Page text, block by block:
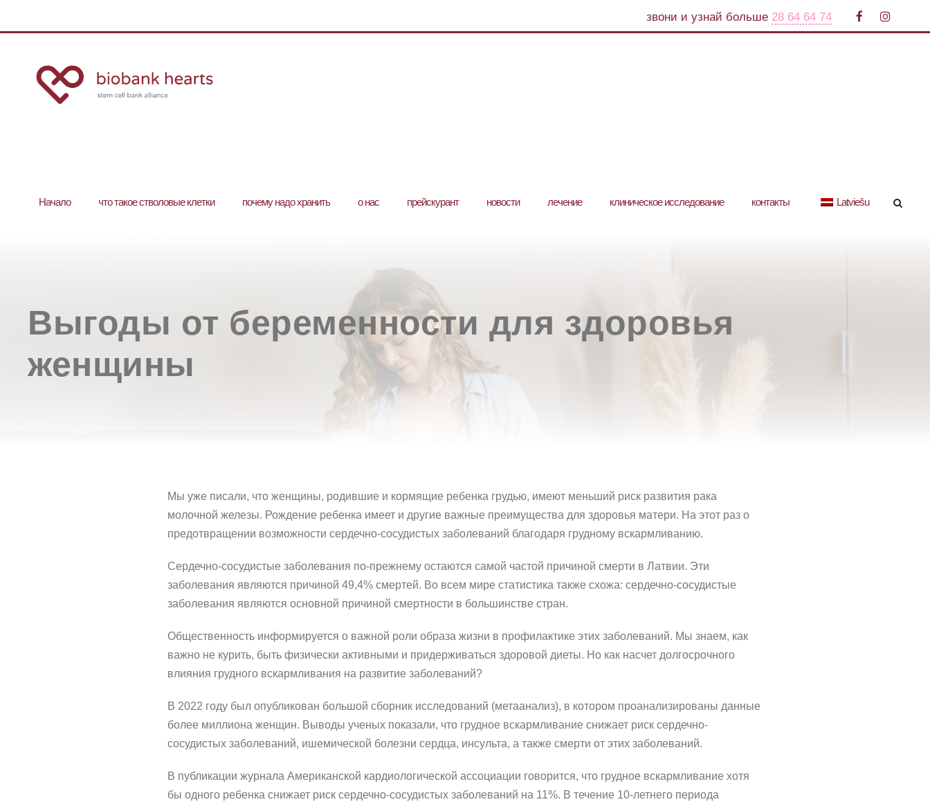
звони и узнай больше 28 64 64 74
Hачало что такое стволовые клетки почему надо хранить о нас прейскурант новости лечение клиническое исследование контакты Latviešu
Выгоды от беременности для здоровья
женщины
Мы уже писали, что женщины, родившие и кормящие ребенка грудью, имеют меньший риск развития рака
молочной железы. Рождение ребенка имеет и другие важные преимущества для здоровья матери. На этот раз о
предотвращении возможности сердечно-сосудистых заболеваний благодаря грудному вскармливанию.
Сердечно-сосудистые заболевания по-прежнему остаются самой частой причиной смерти в Латвии. Эти
заболевания являются причиной 49,4% смертей. Во всем мире статистика также схожа: сердечно-сосудистые
заболевания являются основной причиной смертности в большинстве стран.
Общественность информируется о важной роли образа жизни в профилактике этих заболеваний. Мы знаем, как
важно не курить, быть физически активными и придерживаться здоровой диеты. Но как насчет долгосрочного
влияния грудного вскармливания на развитие заболеваний?
В 2022 году был опубликован большой сборник исследований (метаанализ), в котором проанализированы данные
более миллиона женщин. Выводы ученых показали, что грудное вскармливание снижает риск сердечно-
сосудистых заболеваний, ишемической болезни сердца, инсульта, а также смерти от этих заболеваний.
В публикации журнала Американской кардиологической ассоциации говорится, что грудное вскармливание хотя
бы одного ребенка снижает риск сердечно-сосудистых заболеваний на 11%. В течение 10-летнего периода